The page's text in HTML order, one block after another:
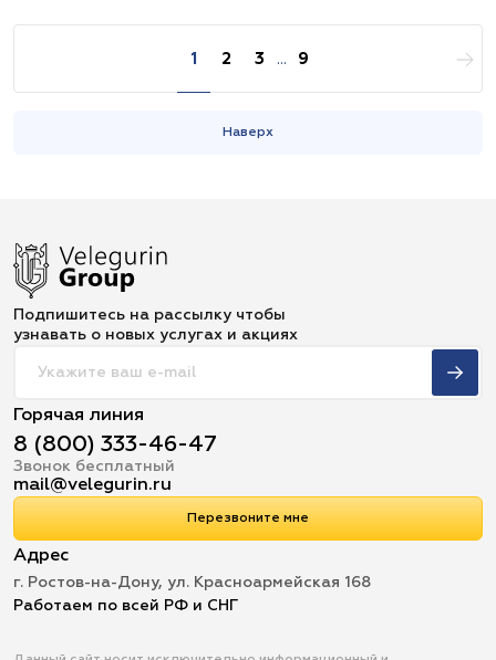
1 2 3 ... 9
Наверх
Подпишитесь на рассылку чтобы
узнавать о новых услугах и акциях
Горячая линия
8 (800) 333-46-47
Звонок бесплатный
mail@velegurin.ru
Перезвоните мне
Адрес
г. Ростов-на-Дону, ул. Красноармейская 168
Работаем по всей РФ и СНГ